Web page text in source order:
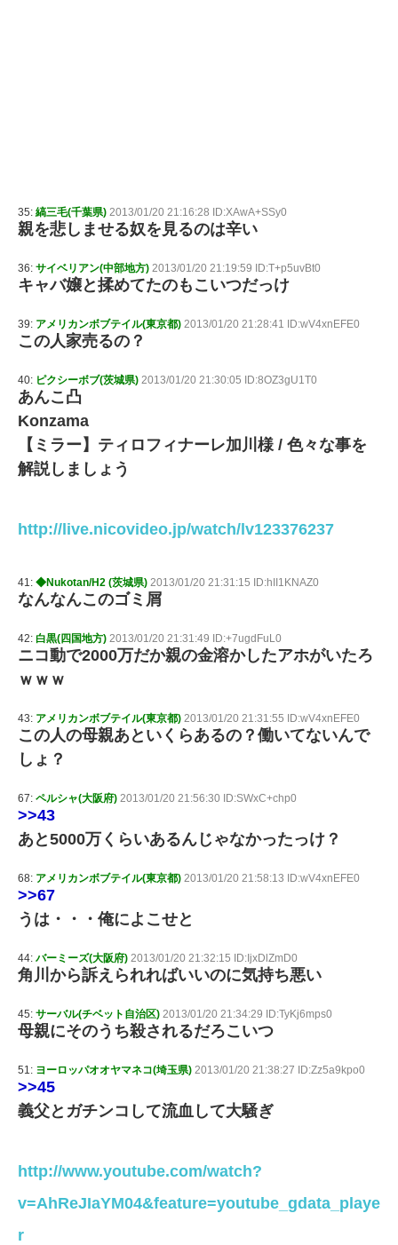
35: 縞三毛(千葉県) 2013/01/20 21:16:28 ID:XAwA+SSy0
親を悲しませる奴を見るのは辛い
36: サイベリアン(中部地方) 2013/01/20 21:19:59 ID:T+p5uvBt0
キャバ嬢と揉めてたのもこいつだっけ
39: アメリカンボブテイル(東京都) 2013/01/20 21:28:41 ID:wV4xnEFE0
この人家売るの？
40: ピクシーボブ(茨城県) 2013/01/20 21:30:05 ID:8OZ3gU1T0
あんこ凸
Konzama
【ミラー】ティロフィナーレ加川様 / 色々な事を
解説しましょう
http://live.nicovideo.jp/watch/lv123376237
41: ◆Nukotan/H2 (茨城県) 2013/01/20 21:31:15 ID:hII1KNAZ0
なんなんこのゴミ屑
42: 白黒(四国地方) 2013/01/20 21:31:49 ID:+7ugdFuL0
ニコ動で2000万だか親の金溶かしたアホがいたろ
ｗｗｗ
43: アメリカンボブテイル(東京都) 2013/01/20 21:31:55 ID:wV4xnEFE0
この人の母親あといくらあるの？働いてないんで
しょ？
67: ペルシャ(大阪府) 2013/01/20 21:56:30 ID:SWxC+chp0
>>43
あと5000万くらいあるんじゃなかったっけ？
68: アメリカンボブテイル(東京都) 2013/01/20 21:58:13 ID:wV4xnEFE0
>>67
うは・・・俺によこせと
44: バーミーズ(大阪府) 2013/01/20 21:32:15 ID:IjxDlZmD0
角川から訴えられればいいのに気持ち悪い
45: サーバル(チベット自治区) 2013/01/20 21:34:29 ID:TyKj6mps0
母親にそのうち殺されるだろこいつ
51: ヨーロッパオオヤマネコ(埼玉県) 2013/01/20 21:38:27 ID:Zz5a9kpo0
>>45
義父とガチンコして流血して大騒ぎ
http://www.youtube.com/watch?
v=AhReJIaYM04&feature=youtube_gdata_playe
r